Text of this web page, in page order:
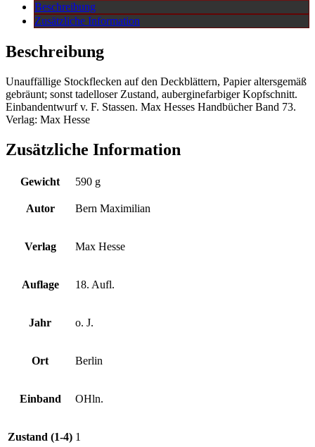
Beschreibung
Zusätzliche Information
Beschreibung
Unauffällige Stockflecken auf den Deckblättern, Papier altersgemäß
gebräunt; sonst tadelloser Zustand, auberginefarbiger Kopfschnitt.
Einbandentwurf v. F. Stassen. Max Hesses Handbücher Band 73.
Verlag: Max Hesse
Zusätzliche Information
Gewicht 590 g
Autor Bern Maximilian
Verlag Max Hesse
Auflage 18. Aufl.
Jahr o. J.
Ort Berlin
Einband OHln.
Zustand (1-4) 1